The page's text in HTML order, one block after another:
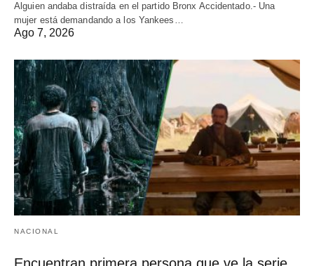
Alguien andaba distraída en el partido Bronx Accidentado.- Una
mujer está demandando a los Yankees…
Ago 7, 2026
NACIONAL